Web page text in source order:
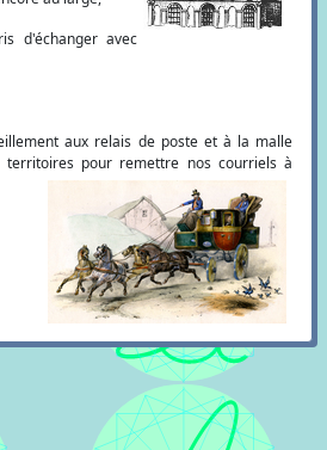
d'échanger avec
aux relais de poste et à la malle
territoires pour remettre nos courriels à